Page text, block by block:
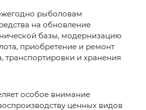
рыболовам
на обновление
базы, модернизацию
приобретение и ремонт
транспортировки и хранения
особое внимание
ценных видов